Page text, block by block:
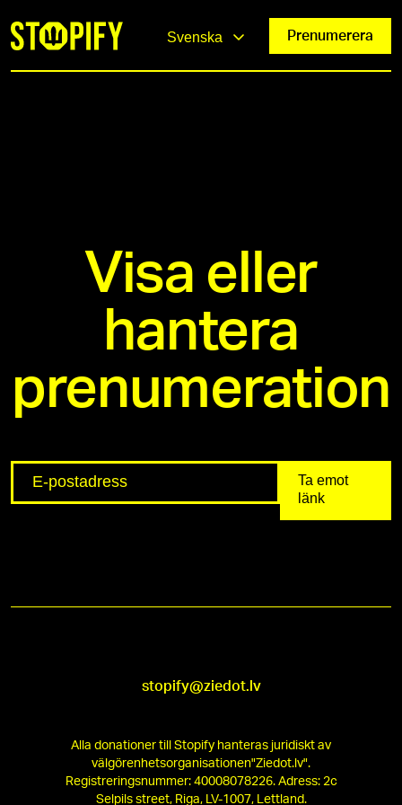
Svenska Prenumerera
Visa eller
hantera
prenumeration
Ta emot
länk
stopify@ziedot.lv
Alla donationer till Stopify hanteras juridiskt av
välgörenhetsorganisationen"Ziedot.lv".
Registreringsnummer: 40008078226. Adress: 2c
Selpils street, Riga, LV-1007, Lettland.